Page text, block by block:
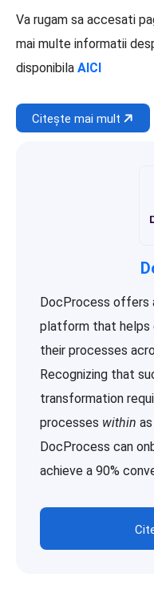
Va rugam sa accesati
mai multe informatii
disponibila AICI
Citește mai mult
DocProcess offers
platform that helps
their processes
Recognizing that
transformation
processes within
DocProcess can
achieve a 90%